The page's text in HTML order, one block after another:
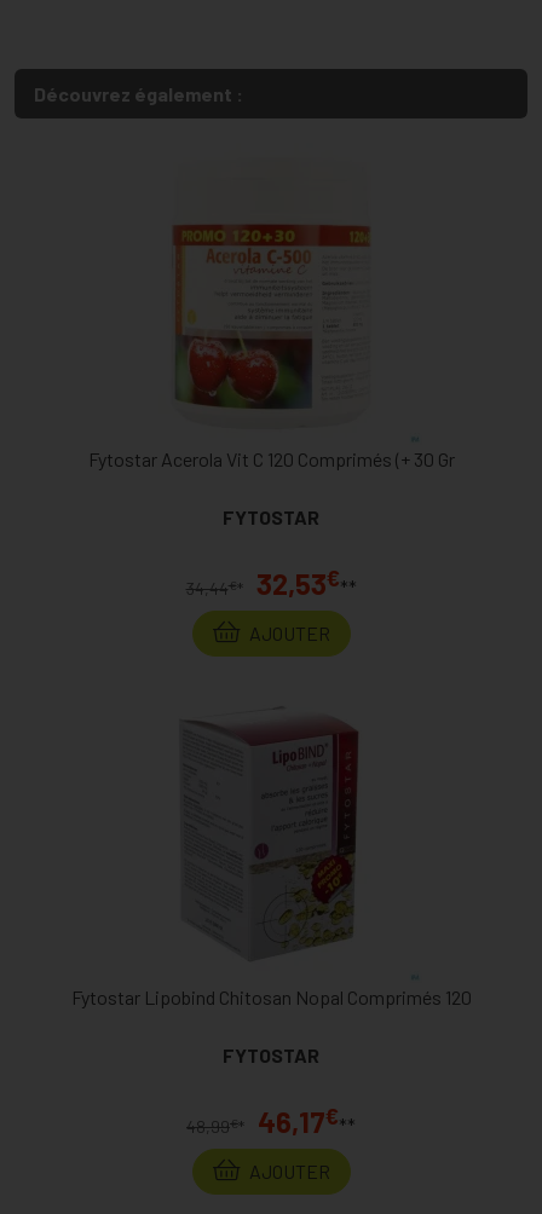
Découvrez également :
Fytostar Acerola Vit C 120 Comprimés (+ 30 Gr
FYTOSTAR
34,44€ * 32,53€**
AJOUTER
Fytostar Lipobind Chitosan Nopal Comprimés 120
FYTOSTAR
48,99€* 46,17€**
AJOUTER